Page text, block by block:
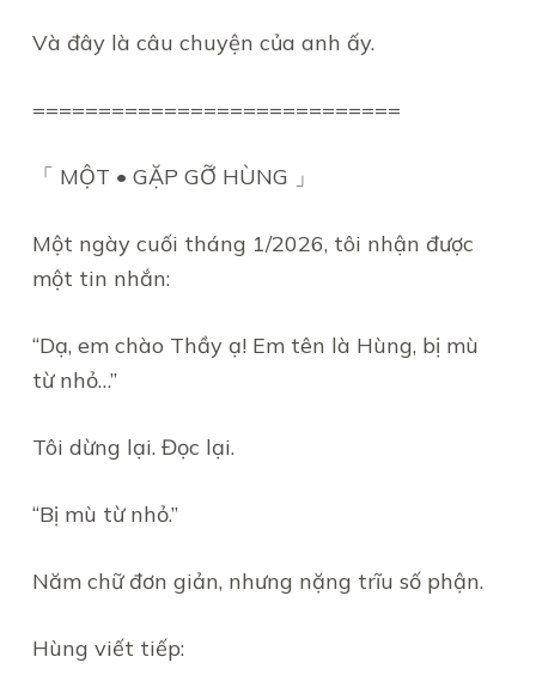
Và đây là câu chuyện của anh ấy.
============================
「 MỘT • GẶP GỠ HÙNG 」
Một ngày cuối tháng 1/2026, tôi nhận được
một tin nhắn:
“Dạ, em chào Thầy ạ! Em tên là Hùng, bị mù
từ nhỏ…”
Tôi dừng lại. Đọc lại.
“Bị mù từ nhỏ.”
Năm chữ đơn giản, nhưng nặng trĩu số phận.
Hùng viết tiếp: